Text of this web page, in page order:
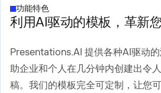
功能特色
利用AI驱动的模板，革新
Presentations.AI 提供各种AI驱动
助企业和个人在几分钟内创建出令
稿。我们的模板完全可定制，让您